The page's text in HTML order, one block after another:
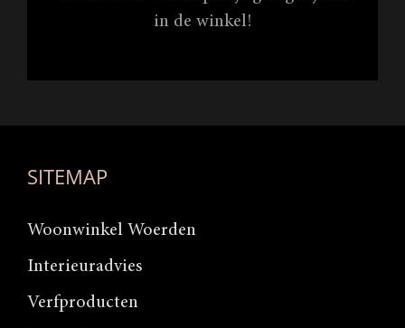
in de winkel!
SITEMAP
Woonwinkel Woerden
Interieuradvies
Verfproducten